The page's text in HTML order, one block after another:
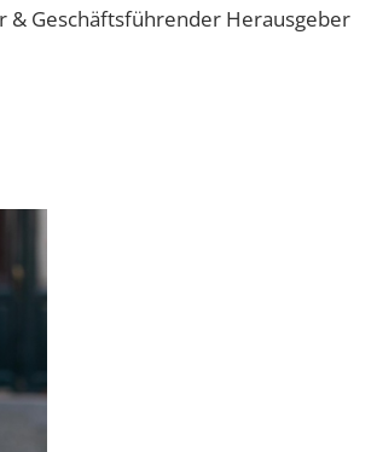
Mittelstand
& Geschäftsführender Herausgeber